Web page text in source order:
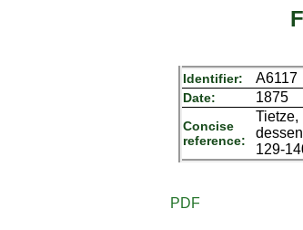
Identifier: A6117
Date: 1875
Concise
reference:
Tietze,
129-
PDF